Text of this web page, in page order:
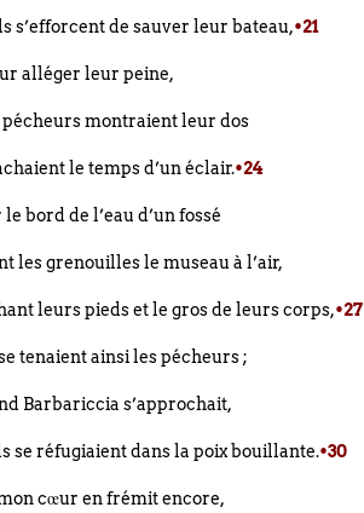
s’efforcent de sauver leur bateau,•21
alléger leur peine,
pécheurs montraient leur dos
le temps d’un éclair.•24
bord de l’eau d’un fossé
les grenouilles le museau à l’air,
leurs pieds et le gros de leurs corps,•27
tenaient ainsi les pécheurs ;
Barbariccia s’approchait,
se réfugiaient dans la poix bouillante.•30
mon cœur en frémit encore,